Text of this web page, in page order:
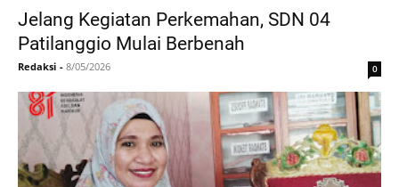
Jelang Kegiatan Perkemahan, SDN 04
Patilanggio Mulai Berbenah
Redaksi - 8/05/2026 0